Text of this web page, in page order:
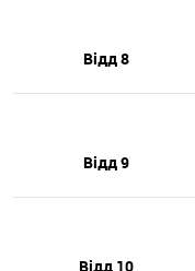
Відд 8
Відд 9
Відд 10